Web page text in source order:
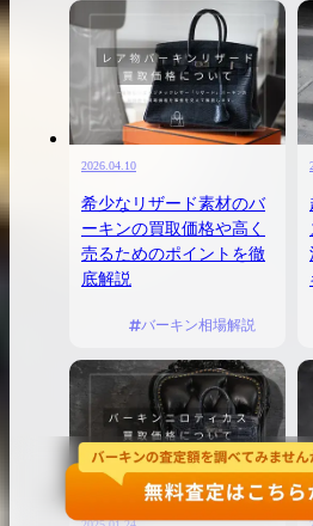
2026.04.10
希少なリザード素材のバ
ーキンの買取価格や高く
売るためのポイントを徹
底解説
バーキン相場解説